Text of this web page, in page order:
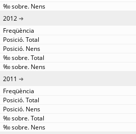
2012
2011